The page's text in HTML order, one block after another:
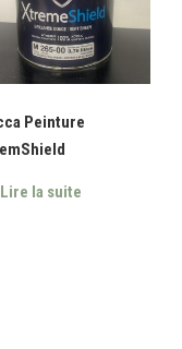
Peinture
Lire la suite